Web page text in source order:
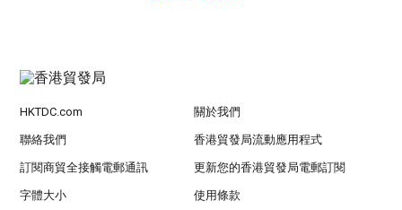
HKTDC.com 關於我們
聯絡我們 香港貿發局流動應用程式
訂閱商貿全接觸電郵通訊 更新您的香港貿發局電郵訂閱
字體大小 使用條款